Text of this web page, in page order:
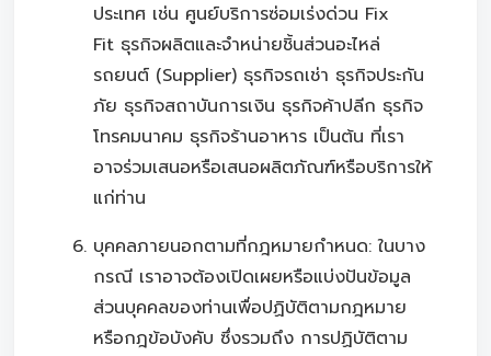
ประเทศ เช่น ศูนย์บริการซ่อมเร่งด่วน Fix
Fit ธุรกิจผลิตและจำหน่ายชิ้นส่วนอะไหล่
รถยนต์ (Supplier) ธุรกิจรถเช่า ธุรกิจประกัน
ภัย ธุรกิจสถาบันการเงิน ธุรกิจค้าปลีก ธุรกิจ
โทรคมนาคม ธุรกิจร้านอาหาร เป็นต้น ที่เรา
อาจร่วมเสนอหรือเสนอผลิตภัณฑ์หรือบริการให้
แก่ท่าน
บุคคลภายนอกตามที่กฎหมายกำหนด: ในบาง
กรณี เราอาจต้องเปิดเผยหรือแบ่งปันข้อมูล
ส่วนบุคคลของท่านเพื่อปฏิบัติตามกฎหมาย
หรือกฎข้อบังคับ ซึ่งรวมถึง การปฏิบัติตาม